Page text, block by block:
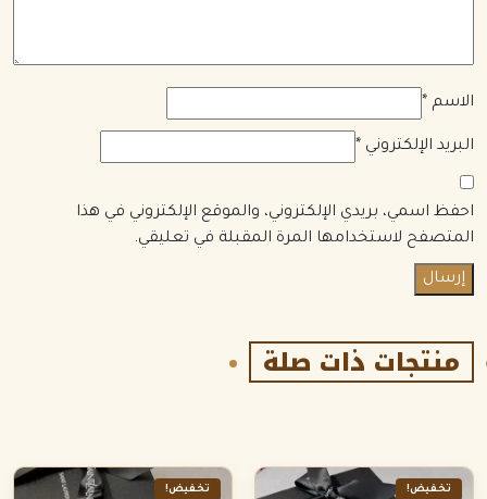
الاسم *
البريد الإلكتروني *
احفظ اسمي، بريدي الإلكتروني، والموقع الإلكتروني في هذا
المتصفح لاستخدامها المرة المقبلة في تعليقي.
منتجات ذات صلة
تخفيض! تخفيض!